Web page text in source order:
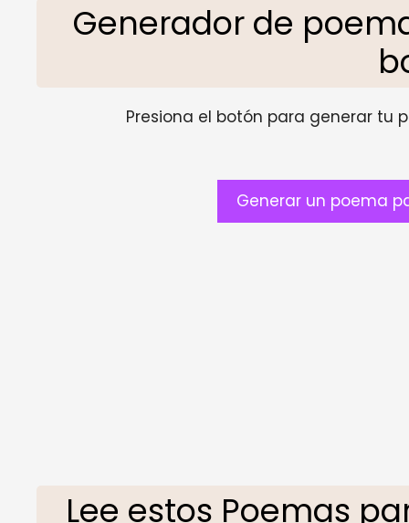
Generador de
Presiona el botón para generar tu
Generar un poema
Lee estos Poemas